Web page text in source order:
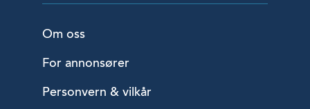
Om oss
For annonsører
Personvern & vilkår